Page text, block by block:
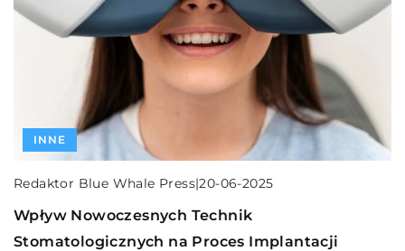
PREZENTY
Rita Krosnowska|31-03-2023
6 świątecznych prezentów dla niego, które
możesz wykonać samodzielnie
STYLIZACJA
Rita Krosnowska|31-03-2023
Modna stylizacja brwi – jakie panują teraz
trendy i jak samodzielnie „przełożyć” je na
INNE
Redaktor Blue Whale Press|20-06-2025
Wpływ Nowoczesnych Technik
Stomatologicznych na Proces Implantacji